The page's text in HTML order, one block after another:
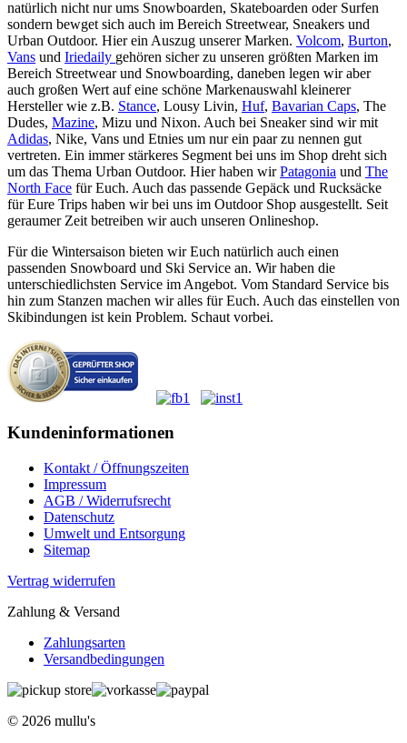
natürlich nicht nur ums Snowboarden, Skateboarden oder Surfen
sondern bewget sich auch im Bereich Streetwear, Sneakers und
Urban Outdoor. Hier ein Auszug unserer Marken. Volcom, Burton,
Vans und Iriedaily gehören sicher zu unseren größten Marken im
Bereich Streetwear und Snowboarding, daneben legen wir aber
auch großen Wert auf eine schöne Markenauswahl kleinerer
Hersteller wie z.B. Stance, Lousy Livin, Huf, Bavarian Caps, The
Dudes, Mazine, Mizu und Nixon. Auch bei Sneaker sind wir mit
Adidas, Nike, Vans und Etnies um nur ein paar zu nennen gut
vertreten. Ein immer stärkeres Segment bei uns im Shop dreht sich
um das Thema Urban Outdoor. Hier haben wirPatagonia und The
North Face für Euch. Auch das passende Gepäck und Rucksäcke
für Eure Trips haben wir bei uns im Outdoor Shop ausgestellt. Seit
geraumer Zeit betreiben wir auch unseren Onlineshop.
Für die Wintersaison bieten wir Euch natürlich auch einen
passenden Snowboard und Ski Service an. Wir haben die
unterschiedlichsten Service im Angebot. Vom Standard Service bis
hin zum Stanzen machen wir alles für Euch. Auch das einstellen von
Skibindungen ist kein Problem. Schaut vorbei.
Kundeninformationen
Kontakt / Öffnungszeiten
Impressum
AGB / Widerrufsrecht
Datenschutz
Umwelt und Entsorgung
Sitemap
Vertrag widerrufen
Zahlung & Versand
Zahlungsarten
Versandbedingungen
© 2026 mullu's